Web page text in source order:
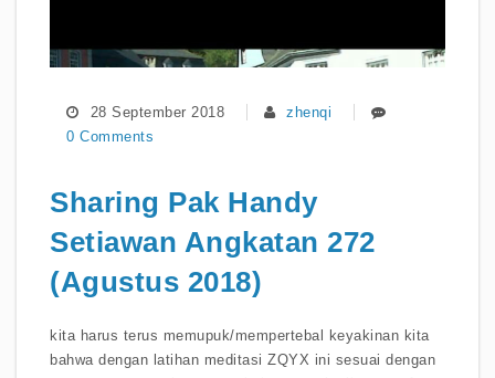
28 September 2018
zhenqi
0 Comments
Sharing Pak Handy
Setiawan Angkatan 272
(Agustus 2018)
kita harus terus memupuk/mempertebal keyakinan kita
bahwa dengan latihan meditasi ZQYX ini sesuai dengan